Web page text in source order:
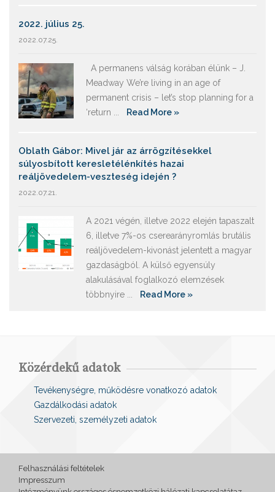
2022. július 25.
2022.07.25.
A permanens válság korában élünk – J.
Meadway We’re living in an age of
permanent crisis – let’s stop planning for a
‘return ...
Read More »
Oblath Gábor: Mivel jár az árrögzítésekkel
súlyosbított keresletélénkítés hazai
reáljövedelem-veszteség idején ?
2022.07.21.
A 2021 végén, illetve 2022 elején tapaszalt
6, illetve 7%-os cserearányromlás brutális
reáljövedelem-kivonást jelentett a magyar
gazdaságból. A külső egyensúly
alakulásával foglalkozó elemzések
többnyire ...
Read More »
Közérdekű adatok
Tevékenységre, működésre vonatkozó adatok
Gazdálkodási adatok
Szervezeti, személyzeti adatok
Felhasználási feltételek
Impresszum